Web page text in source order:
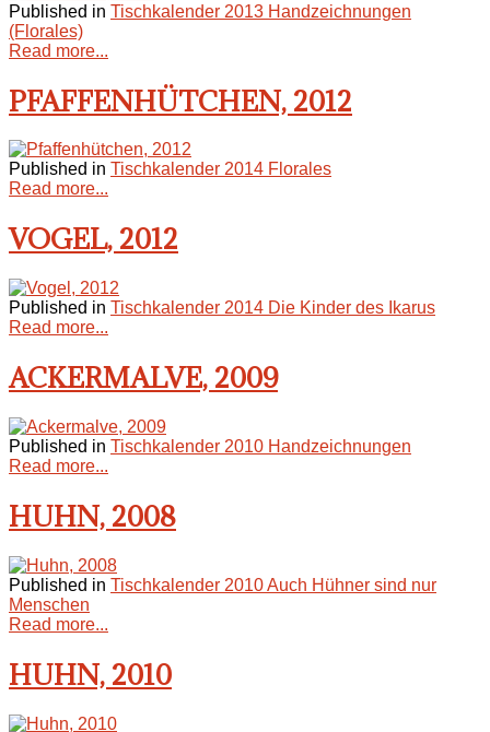
Published in Tischkalender 2013 Handzeichnungen
(Florales)
Read more...
PFAFFENHÜTCHEN, 2012
Published in Tischkalender 2014 Florales
Read more...
VOGEL, 2012
Published in Tischkalender 2014 Die Kinder des Ikarus
Read more...
ACKERMALVE, 2009
Published in Tischkalender 2010 Handzeichnungen
Read more...
HUHN, 2008
Published in Tischkalender 2010 Auch Hühner sind nur
Menschen
Read more...
HUHN, 2010